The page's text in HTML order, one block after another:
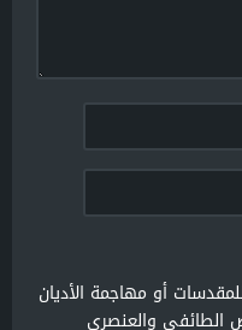
أو مهاجمة الأديان
الطائفي والعنصري